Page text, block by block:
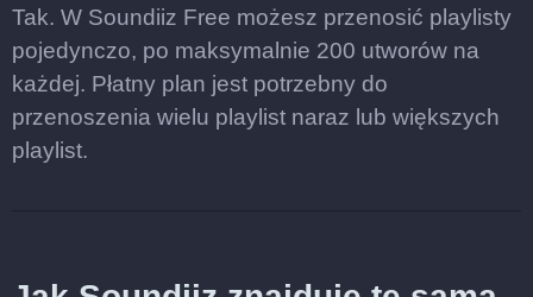
Tak. W Soundiiz Free możesz przenosić playlisty
pojedynczo, po maksymalnie 200 utworów na
każdej. Płatny plan jest potrzebny do
przenoszenia wielu playlist naraz lub większych
playlist.